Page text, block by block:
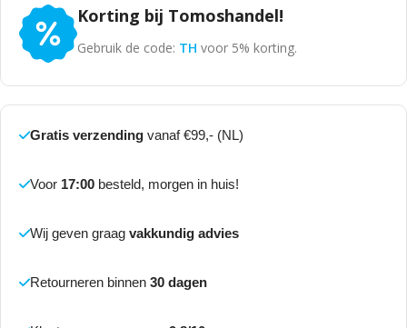
Korting bij Tomoshandel!
Gebruik de code: TH voor 5% korting.
Gratis verzending vanaf €99,- (NL)
Voor 17:00 besteld, morgen in huis!
Wij geven graag vakkundig advies
Retourneren binnen 30 dagen